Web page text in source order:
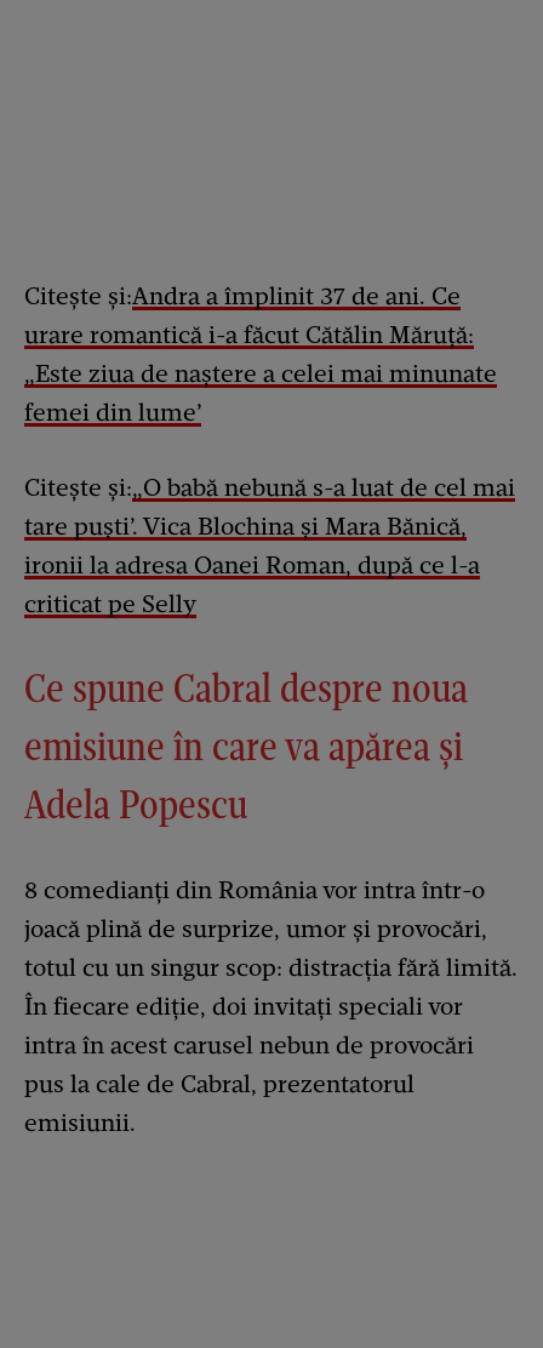
Citește și:Andra a împlinit 37 de ani. Ce
urare romantică i-a făcut Cătălin Măruță:
„Este ziua de naștere a celei mai minunate
femei din lume’
Citește și:„O babă nebună s-a luat de cel mai
tare puști’. Vica Blochina și Mara Bănică,
ironii la adresa Oanei Roman, după ce l-a
criticat pe Selly
Ce spune Cabral despre noua
emisiune în care va apărea și
Adela Popescu
8 comedianți din România vor intra într-o
joacă plină de surprize, umor și provocări,
totul cu un singur scop: distracția fără limită.
În fiecare ediție, doi invitați speciali vor
intra în acest carusel nebun de provocări
pus la cale de Cabral, prezentatorul
emisiunii.